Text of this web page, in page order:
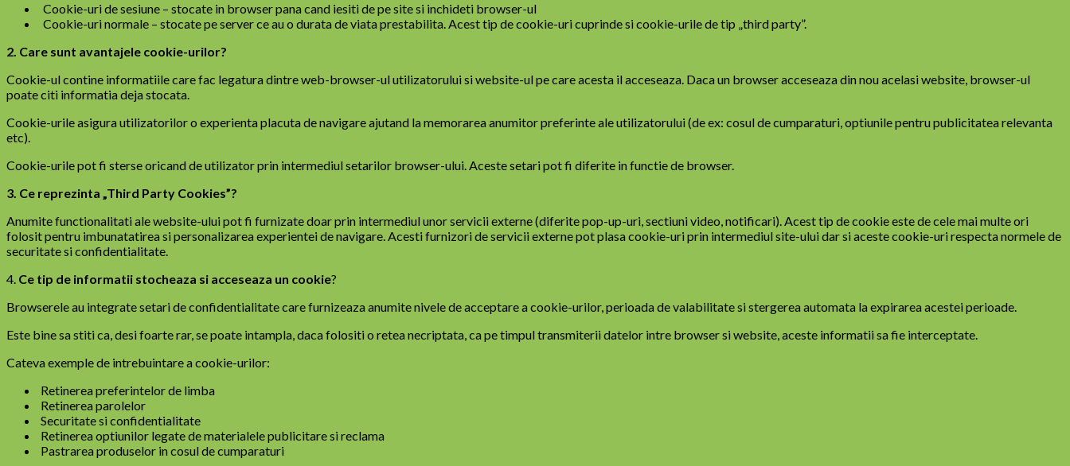
Cookie-uri de sesiune – stocate in browser pana cand iesiti de pe site si inchideti browser-ul
Cookie-uri normale – stocate pe server ce au o durata de viata prestabilita. Acest tip de cookie-uri cuprinde si cookie-urile de tip „third party”.
2. Care sunt avantajele cookie-urilor?
Cookie-ul contine informatiile care fac legatura dintre web-browser-ul utilizatorului si website-ul pe care acesta il acceseaza. Daca un browser acceseaza din nou acelasi website, browser-ul
poate citi informatia deja stocata.
Cookie-urile asigura utilizatorilor o experienta placuta de navigare ajutand la memorarea anumitor preferinte ale utilizatorului (de ex: cosul de cumparaturi, optiunile pentru publicitatea relevanta
etc).
Cookie-urile pot fi sterse oricand de utilizator prin intermediul setarilor browser-ului. Aceste setari pot fi diferite in functie de browser.
3. Ce reprezinta „Third Party Cookies”?
Anumite functionalitati ale website-ului pot fi furnizate doar prin intermediul unor servicii externe (diferite pop-up-uri, sectiuni video, notificari). Acest tip de cookie este de cele mai multe ori
folosit pentru imbunatatirea si personalizarea experientei de navigare. Acesti furnizori de servicii externe pot plasa cookie-uri prin intermediul site-ului dar si aceste cookie-uri respecta normele de
securitate si confidentialitate.
4. Ce tip de informatii stocheaza si acceseaza un cookie?
Browserele au integrate setari de confidentialitate care furnizeaza anumite nivele de acceptare a cookie-urilor, perioada de valabilitate si stergerea automata la expirarea acestei perioade.
Este bine sa stiti ca, desi foarte rar, se poate intampla, daca folositi o retea necriptata, ca pe timpul transmiterii datelor intre browser si website, aceste informatii sa fie interceptate.
Cateva exemple de intrebuintare a cookie-urilor:
Retinerea preferintelor de limba
Retinerea parolelor
Securitate si confidentialitate
Retinerea optiunilor legate de materialele publicitare si reclama
Pastrarea produselor in cosul de cumparaturi